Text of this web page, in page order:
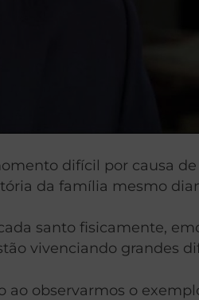
difícil por causa
da família mesmo
santo fisicamente,
vivenciando grandes
observarmos o